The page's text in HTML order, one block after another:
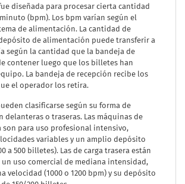
diseñada para procesar cierta cantidad
(bpm). Los bpm varían según el
de alimentación. La cantidad de
de alimentación puede transferir a
según la cantidad que la bandeja de
contener luego que los billetes han
La bandeja de recepción recibe los
el operador los retira.
clasificarse según su forma de
delanteras o traseras. Las máquinas de
son para uso profesional intensivo,
variables y un amplio depósito
a 500 billetes). Las de carga trasera están
uso comercial de mediana intensidad,
velocidad (1000 o 1200 bpm) y su depósito